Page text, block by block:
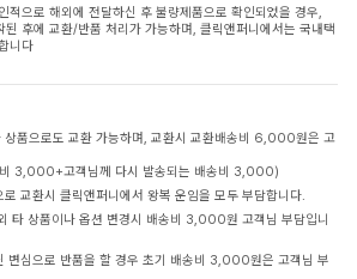
적으로 해외에 전달하신 후 불량제품으로 확인되었을 경우,
된 후에 교환/반품 처리가 가능하며, 클릭앤퍼니에서는 국내택
니다
상품으로도 교환 가능하며, 교환시 교환배송비 6,000원은 고
비 3,000+고객님께 다시 발송되는 배송비 3,000)
교환시 클릭앤퍼니에서 왕복 운임을 모두 부담합니다.
타 상품이나 옵션 변경시 배송비 3,000원 고객님 부담입니
변심으로 반품을 할 경우 초기 배송비 3,000원은 고객님 부